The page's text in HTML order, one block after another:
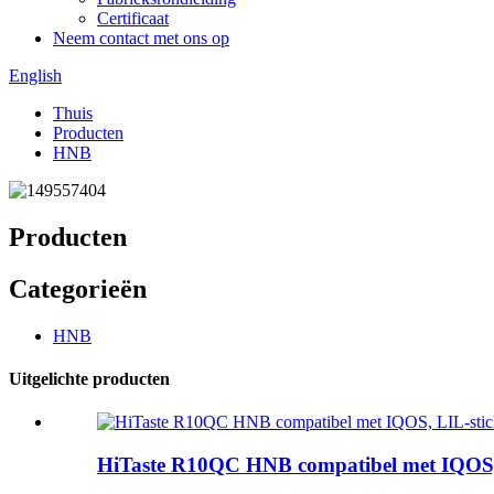
Certificaat
Neem contact met ons op
English
Thuis
Producten
HNB
Producten
Categorieën
HNB
Uitgelichte producten
HiTaste R10QC HNB compatibel met